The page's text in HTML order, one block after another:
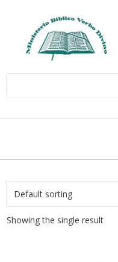
Showing the single result